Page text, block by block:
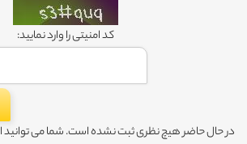
کد امنیتی را وارد نمایید:
در حال حاضر هیچ نظری ثبت نشده است. شما می توانید